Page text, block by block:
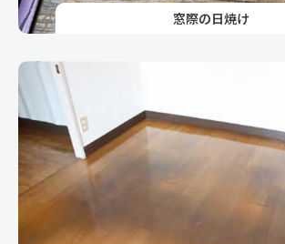
窓際の日焼け